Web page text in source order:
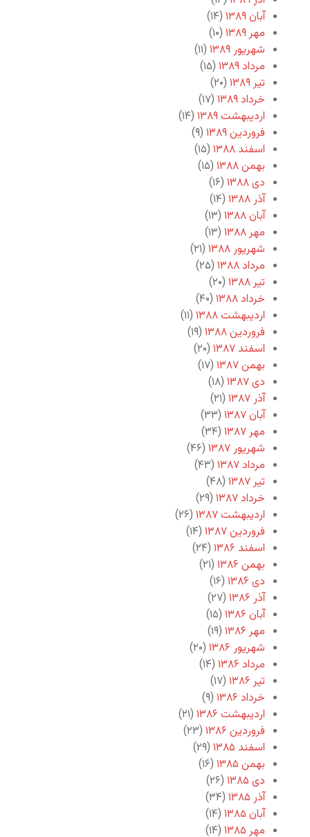
آبان ۱۳۸۹
(۱۴)
مهر ۱۳۸۹
(۱۰)
شهریور ۱۳۸۹
(۱۱)
مرداد ۱۳۸۹
(۱۵)
تیر ۱۳۸۹
(۲۰)
خرداد ۱۳۸۹
(۱۷)
اردیبهشت ۱۳۸۹
(۱۴)
فروردین ۱۳۸۹
(۹)
اسفند ۱۳۸۸
(۱۵)
بهمن ۱۳۸۸
(۱۵)
دی ۱۳۸۸
(۱۶)
آذر ۱۳۸۸
(۱۴)
آبان ۱۳۸۸
(۱۳)
مهر ۱۳۸۸
(۱۳)
شهریور ۱۳۸۸
(۲۱)
مرداد ۱۳۸۸
(۲۵)
تیر ۱۳۸۸
(۲۰)
خرداد ۱۳۸۸
(۴۰)
اردیبهشت ۱۳۸۸
(۱۱)
فروردین ۱۳۸۸
(۱۹)
اسفند ۱۳۸۷
(۲۰)
بهمن ۱۳۸۷
(۱۷)
دی ۱۳۸۷
(۱۸)
آذر ۱۳۸۷
(۲۱)
آبان ۱۳۸۷
(۳۳)
مهر ۱۳۸۷
(۳۴)
شهریور ۱۳۸۷
(۴۶)
مرداد ۱۳۸۷
(۴۳)
تیر ۱۳۸۷
(۴۸)
خرداد ۱۳۸۷
(۲۹)
اردیبهشت ۱۳۸۷
(۲۶)
فروردین ۱۳۸۷
(۱۴)
اسفند ۱۳۸۶
(۲۴)
بهمن ۱۳۸۶
(۲۱)
دی ۱۳۸۶
(۱۶)
آذر ۱۳۸۶
(۲۷)
آبان ۱۳۸۶
(۱۵)
مهر ۱۳۸۶
(۱۹)
شهریور ۱۳۸۶
(۲۰)
مرداد ۱۳۸۶
(۱۴)
تیر ۱۳۸۶
(۱۷)
خرداد ۱۳۸۶
(۹)
اردیبهشت ۱۳۸۶
(۲۱)
فروردین ۱۳۸۶
(۲۳)
اسفند ۱۳۸۵
(۲۹)
بهمن ۱۳۸۵
(۱۶)
دی ۱۳۸۵
(۲۶)
آذر ۱۳۸۵
(۳۴)
آبان ۱۳۸۵
(۱۴)
مهر ۱۳۸۵
(۱۴)